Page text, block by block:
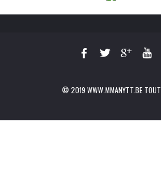
© 2019 WWW.MMANYTT.BE TOUT